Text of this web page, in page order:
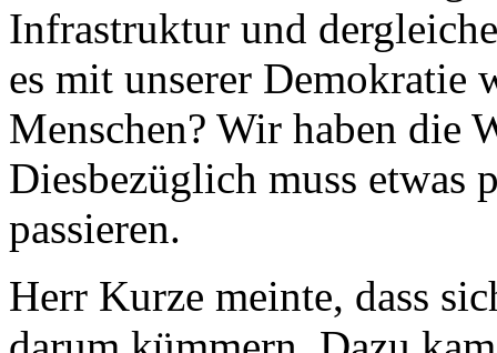
Infrastruktur und
es mit unserer Demokratie
Menschen? Wir haben die
Diesbezüglich muss etwas
passieren.
Herr Kurze meinte, dass